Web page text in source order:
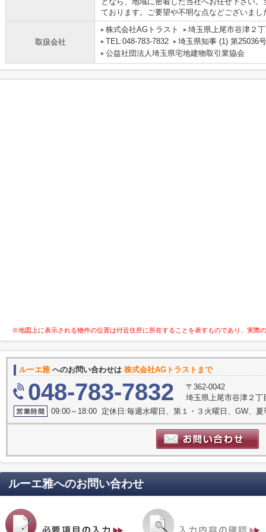
ております。ご要望や不明な点などございま
取扱会社
株式会社AGトラスト
埼玉県上尾市谷津２
TEL:048-783-7832
埼玉県知事 (1) 第25036号
公益社団法人埼玉県宅地建物取引業協会
※地図上に表示される物件の位置は付近住所に所在することを表すものであり、実際
ルーエ雅へのお問い合わせは 株式会社AGトラストまで
048-783-7832
〒362-0042
埼玉県上尾市谷津２丁
09:00～18:00 定休日:毎週水曜日、第１・３火曜日、GW、夏
ルーエ雅へのお問い合わせ